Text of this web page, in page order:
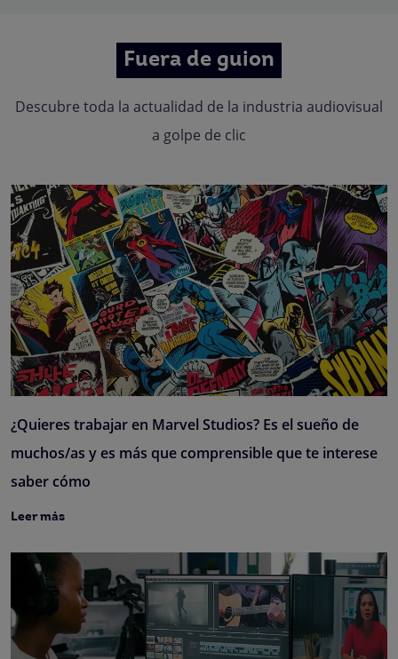
Fuera de guion
Descubre toda la actualidad de la industria audiovisual
a golpe de clic
¿Quieres trabajar en Marvel Studios? Es el sueño de
muchos/as y es más que comprensible que te interese
saber cómo
Leer más